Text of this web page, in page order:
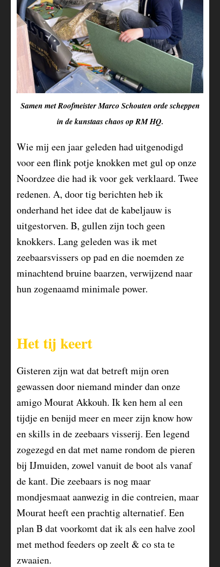
Samen met Roofmeister Marco Schouten orde scheppen
in de kunstaas chaos op RM HQ.
Wie mij een jaar geleden had uitgenodigd
voor een flink potje knokken met gul op onze
Noordzee die had ik voor gek verklaard. Twee
redenen. A, door tig berichten heb ik
onderhand het idee dat de kabeljauw is
uitgestorven. B, gullen zijn toch geen
knokkers. Lang geleden was ik met
zeebaarsvissers op pad en die noemden ze
minachtend bruine baarzen, verwijzend naar
hun zogenaamd minimale power.
Het tij keert
Gisteren zijn wat dat betreft mijn oren
gewassen door niemand minder dan onze
amigo Mourat Akkouh. Ik ken hem al een
tijdje en benijd meer en meer zijn know how
en skills in de zeebaars visserij. Een legend
zogezegd en dat met name rondom de pieren
bij IJmuiden, zowel vanuit de boot als vanaf
de kant. Die zeebaars is nog maar
mondjesmaat aanwezig in die contreien, maar
Mourat heeft een prachtig alternatief. Een
plan B dat voorkomt dat ik als een halve zool
met method feeders op zeelt & co sta te
zwaaien.